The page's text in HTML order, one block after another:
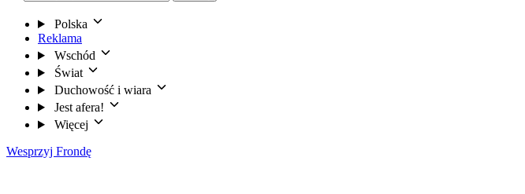
Polska
Reklama
Wschód
Świat
Duchowość i wiara
Jest afera!
Więcej
Wesprzyj Frondę